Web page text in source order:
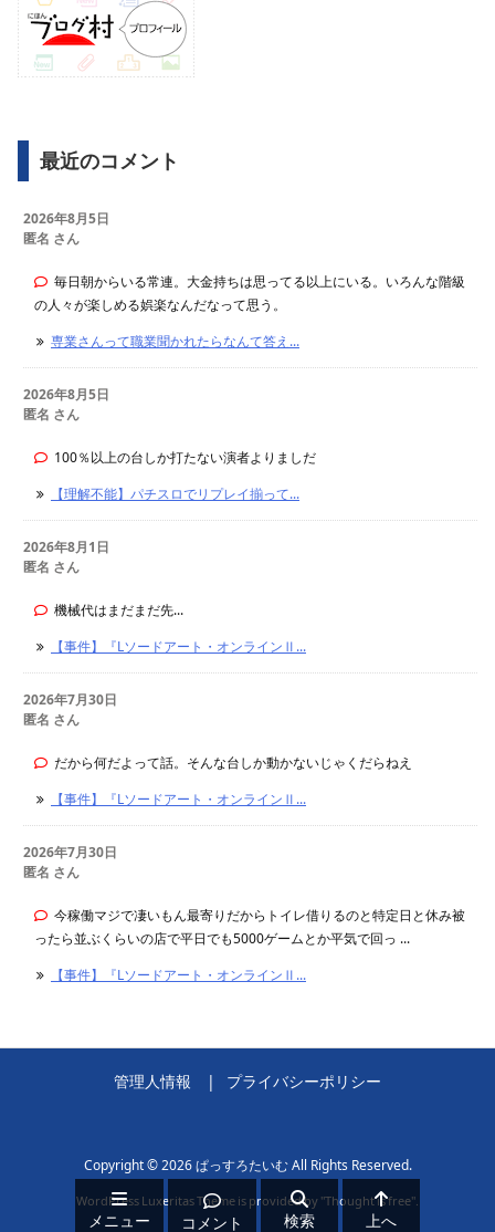
最近のコメント
2026年8月5日
匿名 さん
毎日朝からいる常連。大金持ちは思ってる以上にいる。いろんな階級
の人々が楽しめる娯楽なんだなって思う。
専業さんって職業聞かれたらなんて答え...
2026年8月5日
匿名 さん
100％以上の台しか打たない演者よりましだ
【理解不能】パチスロでリプレイ揃って...
2026年8月1日
匿名 さん
機械代はまだまだ先...
【事件】『Lソードアート・オンラインⅡ...
2026年7月30日
匿名 さん
だから何だよって話。そんな台しか動かないじゃくだらねえ
【事件】『Lソードアート・オンラインⅡ...
2026年7月30日
匿名 さん
今稼働マジで凄いもん最寄りだからトイレ借りるのと特定日と休み被
ったら並ぶくらいの店で平日でも5000ゲームとか平気で回っ ...
【事件】『Lソードアート・オンラインⅡ...
管理人情報 プライバシーポリシー
Copyright ©2026 ぱっすろたいむAll Rights Reserved.
WordPress Luxeritas Theme is provided by "Thought is free".
メニュー コメント 検索 上へ